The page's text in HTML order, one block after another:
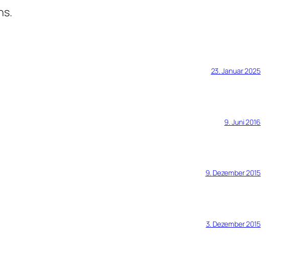
23. Januar 2025
9. Juni 2016
9. Dezember 2015
3. Dezember 2015